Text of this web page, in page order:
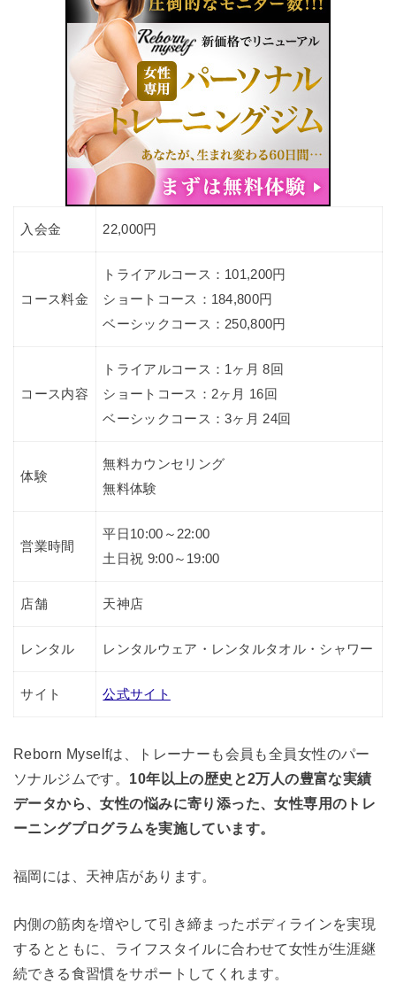
入会金 22,000円
コース料金
トライアルコース：101,200円
ショートコース：184,800円
ベーシックコース：250,800円
コース内容
トライアルコース：1ヶ月 8回
ショートコース：2ヶ月 16回
ベーシックコース：3ヶ月 24回
体験
無料カウンセリング
無料体験
営業時間
平日10:00～22:00
土日祝 9:00～19:00
店舗 天神店
レンタル レンタルウェア・レンタルタオル・シャワー
サイト 公式サイト
Reborn Myselfは、トレーナーも会員も全員女性のパー
ソナルジムです。 10年以上の歴史と2万人の豊富な実績
データから、女性の悩みに寄り添った、女性専用のトレ
ーニングプログラムを実施しています。
福岡には、天神店があります。
内側の筋肉を増やして引き締まったボディラインを実現
するとともに、ライフスタイルに合わせて女性が生涯継
続できる食習慣をサポートしてくれます。